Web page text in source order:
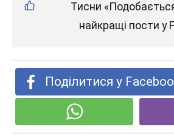
Тисни
найкращі пости у
Поділитися у